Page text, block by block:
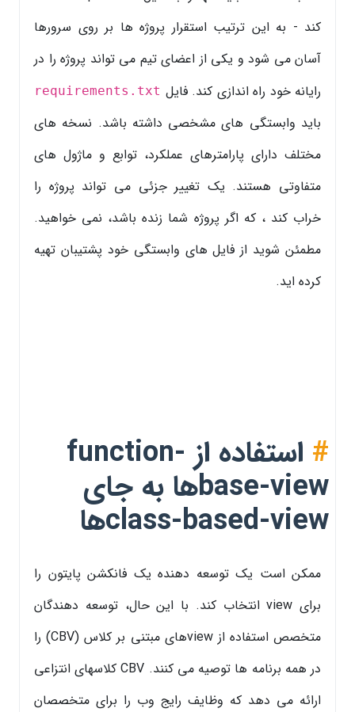
کند - به این ترتیب استقرار پروژه ها بر روی سرورها
آسان می شود و یکی از اعضای تیم می تواند پروژه را در
رایانه خود راه اندازی کند. فایل requirements.txt
باید وابستگی های مشخصی داشته باشد. نسخه های
مختلف دارای پارامترهای عملکرد، توابع و ماژول های
متفاوتی هستند. یک تغییر جزئی می تواند پروژه را
خراب کند ، که اگر پروژه شما زنده باشد، نمی خواهید.
مطمئن شوید از فایل های وابستگی خود پشتیبان تهیه
کرده اید.
# استفاده از function-
base-viewها به جای
class-based-viewها
ممکن است یک توسعه دهنده یک فانکشن پایتون را
برای view انتخاب کند. با این حال، توسعه دهندگان
متخصص استفاده از viewهای مبتنی بر کلاس (CBV) را
در همه برنامه ها توصیه می کنند. CBV کلاسهای انتزاعی
ارائه می دهد که وظایف رایج وب را برای متخصصان